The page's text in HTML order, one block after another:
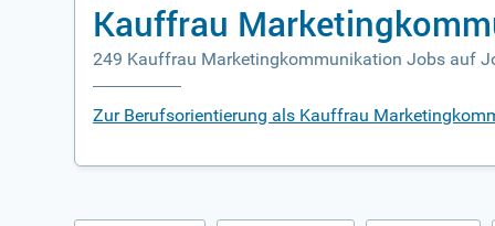
Kauffrau
249 Kauffrau Marketingkommunikation Jobs auf
Zur Berufsorientierung als Kauffrau